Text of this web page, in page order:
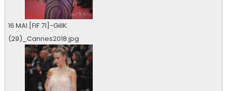
16 MAI [FiF 71]-GillK
(29)_Cannes2018.jpg